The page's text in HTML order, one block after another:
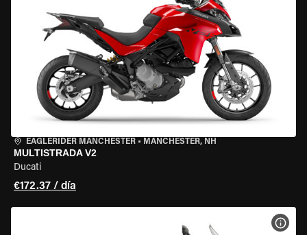
EAGLERIDER MANCHESTER • MANCHESTER, NH
MULTISTRADA V2
Ducati
€172.37 / día
VER